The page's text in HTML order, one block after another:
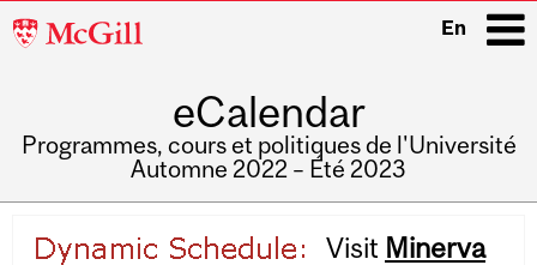
McGill
En
eCalendar
Programmes, cours et politiques de l'Université
Automne 2022 – Été 2023
navigation
Visit Minerva